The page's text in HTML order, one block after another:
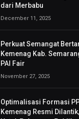
dari Merbabu
December 11, 2025
Perkuat Semangat
Kemenag Kab.
PAI Fair
November 27, 2025
Optimalisasi Formasi
Kemenag Resmi